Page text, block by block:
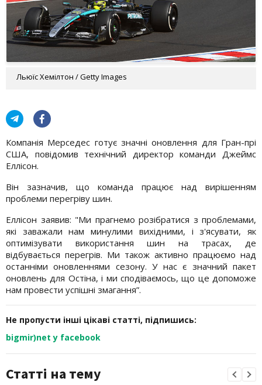
Льюїс Хемілтон / Getty Images
Компанія Мерседес готує значні оновлення для Гран-прі
США, повідомив технічний директор команди Джеймс
Еллісон.
Він зазначив, що команда працює над вирішенням
проблеми перегріву шин.
Еллісон заявив: "Ми прагнемо розібратися з проблемами,
які заважали нам минулими вихідними, і з'ясувати, як
оптимізувати використання шин на трасах, де
відбувається перегрів. Ми також активно працюємо над
останніми оновленнями сезону. У нас є значний пакет
оновлень для Остіна, і ми сподіваємось, що це допоможе
нам провести успішні змагання”.
Не пропусти інші цікаві статті, підпишись:
bigmir)net у facebook
Статті на тему